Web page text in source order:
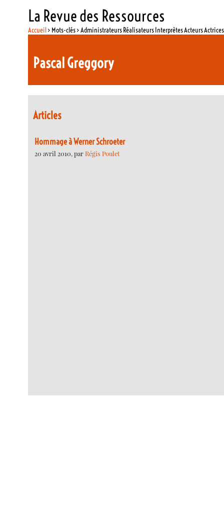
La Revue des Ressources
Accueil> Mots-clés > Administrateurs Réalisateurs Interprètes Acteurs
Pascal Greggory
Articles
Hommage à Werner Schroeter
20 avril 2010, parRégis Poulet